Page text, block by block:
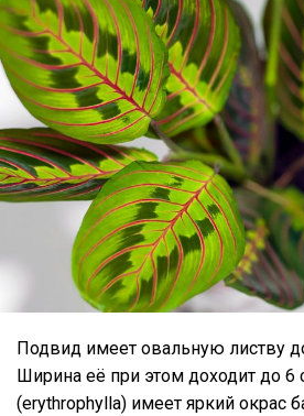
Подвид имеет овальную листву
Ширина её при этом доходит до 6
(erythrophylla) имеет яркий окрас